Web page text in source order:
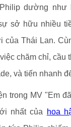
dường như
sở hữu nhiều
của Thái Lan.
chăm chỉ, cầu
và tiến nhanh
trong MV "Em
nhất của
hoa